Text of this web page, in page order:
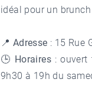
idéal pour un
📍 Adresse : 15 Rue
🕒 Horaires : ouvert
9h30 à 19h du